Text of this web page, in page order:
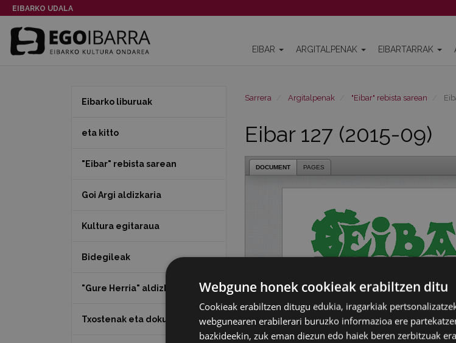
EIBARKO UDALA
EIBAR ARGITALPENAK EIBARTARRAK
Sarrera Argitalpenak "Eibar" rebista sarean
Eibar 127 (2015-09)
DOCUMENT PAGES
Eibarko liburuak
eta kitto
"Eibar" rebista sarean
Goi Argi aldizkaria
Kultura egitaraua
Bidegileak
"Gure Herria" aldizkaria
Txostenak eta dokumentuak
Webgune honek cookieak erabiltzen ditu
Cookieak erabiltzen ditugu edukia, iragarkiak
webgunearen erabilerari buruzko informazioa ere
bazkideekin, zuk eman diezun edo haiek beren zerbitzuak